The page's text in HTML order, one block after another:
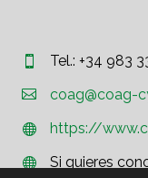

 Tel.: +34 983

 coag@coag-

 https://


Si quieres